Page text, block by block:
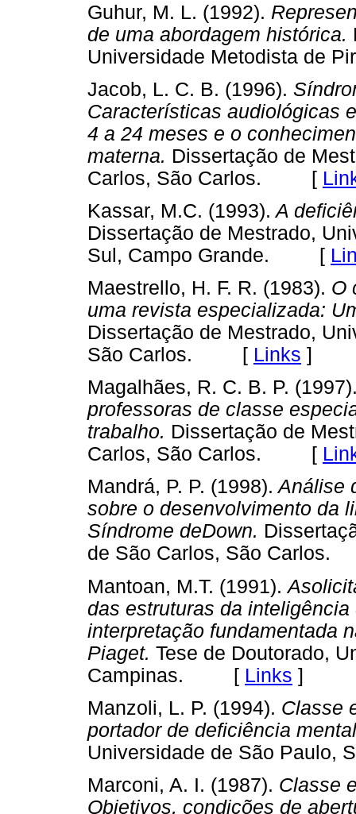
Guhur, M. L. (1992).
de uma abordagem histórica.
Universidade Metodista
Jacob, L. C. B. (1996).
Características audiológicas
4 a 24 meses e o
materna. Dissertação de
Carlos, São Carlos. [
Kassar, M.C. (1993). A
Dissertação de Mestrado,
Sul, Campo Grande. [
Maestrello, H. F. R. (1983). O
uma revista especializada:
Dissertação de Mestrado,
São Carlos. [ Links ]
Magalhães, R. C. B. P.
professoras de classe
trabalho. Dissertação de
Carlos, São Carlos. [
Mandrá, P. P. (1998). Análise
sobre o desenvolvimento da
Síndrome deDown.
de São Carlos, São
Mantoan, M.T. (1991).
das estruturas da
interpretação fundamentada
Piaget. Tese de Doutorado,
Campinas. [ Links ]
Manzoli, L. P. (1994). Classe
portador de deficiência mental
Universidade de São
Marconi, A. I. (1987). Classe
Objetivos, condições de